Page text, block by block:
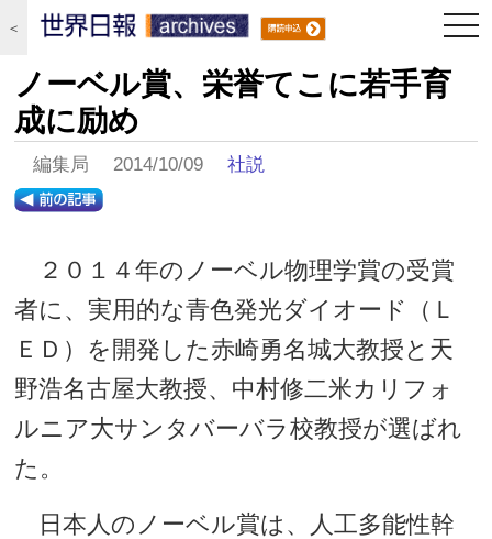
＜
ノーベル賞、栄誉てこに若手育
成に励め
編集局 2014/10/09社説
２０１４年のノーベル物理学賞の受賞
者に、実用的な青色発光ダイオード（Ｌ
ＥＤ）を開発した赤崎勇名城大教授と天
野浩名古屋大教授、中村修二米カリフォ
ルニア大サンタバーバラ校教授が選ばれ
た。
日本人のノーベル賞は、人工多能性幹